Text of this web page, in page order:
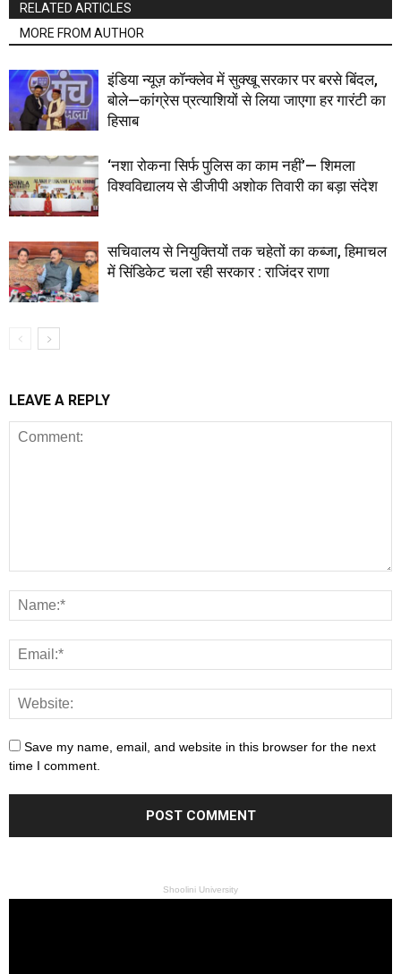
RELATED ARTICLES
MORE FROM AUTHOR
इंडिया न्यूज़ कॉन्क्लेव में सुक्खू सरकार पर बरसे बिंदल,
बोले—कांग्रेस प्रत्याशियों से लिया जाएगा हर गारंटी का
हिसाब
‘नशा रोकना सिर्फ पुलिस का काम नहीं’— शिमला
विश्वविद्यालय से डीजीपी अशोक तिवारी का बड़ा संदेश
सचिवालय से नियुक्तियों तक चहेतों का कब्जा, हिमाचल
में सिंडिकेट चला रही सरकार : राजिंदर राणा
LEAVE A REPLY
Save my name, email, and website in this browser for the next
time I comment.
Shoolini University